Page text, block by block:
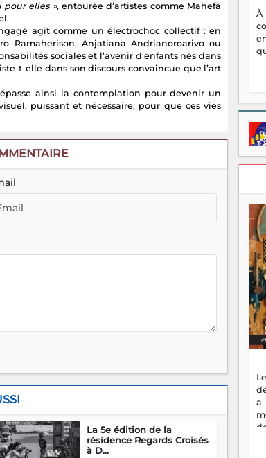
pour elles », entourée d’artistes comme Mahefà
agit comme un électrochoc collectif : en
Ramaherison, Anjatiana Andrianoroarivo ou
sociales et l’avenir d’enfants nés dans
t-elle dans son discours convaincue que l’art
ainsi la contemplation pour devenir un
puissant et nécessaire, pour que ces vies
La 5e édition de la
résidence Regards Croisés
à D...
a